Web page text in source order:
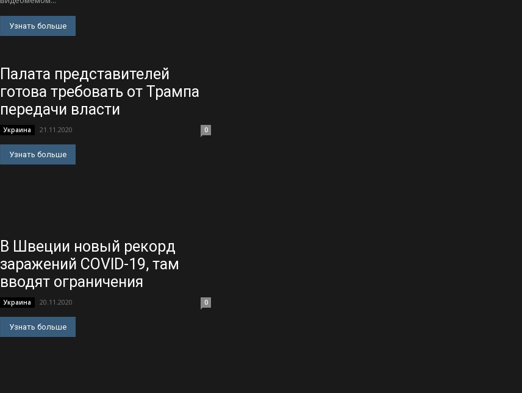
Узнать больше
Палата представителей
готова требовать от Трампа
передачи власти
Украина 21.11.2020 0
Узнать больше
В Швеции новый рекорд
заражений COVID-19, там
вводят ограничения
Украина 20.11.2020 0
Узнать больше